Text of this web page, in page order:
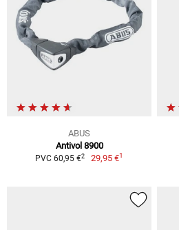
ABUS
Antivol 8900
PVC 60,95 €2 29,95 €1